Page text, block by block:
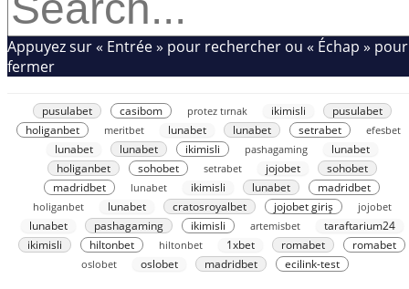
Appuyez sur « Entrée » pour rechercher ou « Échap » pour
fermer
pusulabet casibom protez tırnak ikimisli
pusulabet
holiganbet
meritbet lunabet lunabet setrabet
efesbet
lunabet
lunabet ikimisli pashagaming
lunabet
holiganbet
sohobet setrabet jojobet
sohobet
madridbet
lunabet ikimisli lunabet
madridbet
holiganbet
lunabet cratosroyalbet jojobet giriş
jojobet
lunabet
pashagaming ikimisli artemisbet
taraftarium24
ikimisli
hiltonbet hiltonbet 1xbet romabet
romabet
oslobet
oslobet madridbet ecilink-test